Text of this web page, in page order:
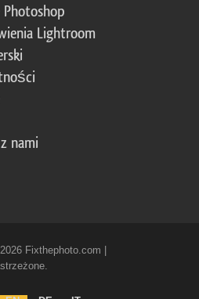
Photoshop
Lightroom
nami
Fixthephoto.com |